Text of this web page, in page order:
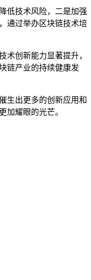
低技术风险，二是加强
通过举办区块链技术培
术创新能力显著提升，
链产业的持续健康发
生出更多的创新应用和
加耀眼的光芒。